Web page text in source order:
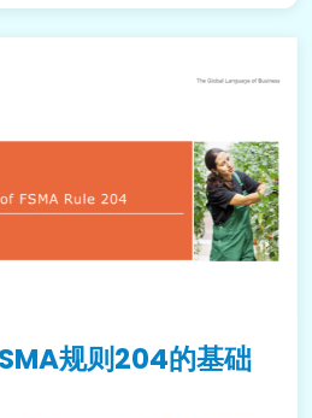
规则204的基础